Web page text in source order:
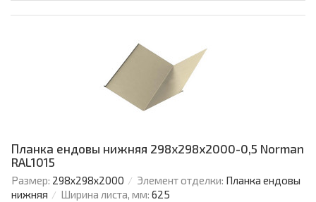
Планка ендовы нижняя 298х298х2000-0,5 Norman
RAL1015
Размер: 298х298х2000 Элемент отделки: Планка ендовы
нижняя
Ширина листа, мм: 625